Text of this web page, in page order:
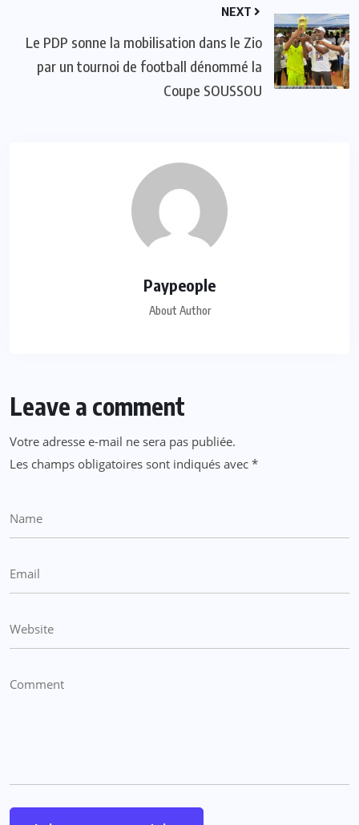
NEXT
Le PDP sonne la mobilisation dans le Zio
par un tournoi de football dénommé la
Coupe SOUSSOU
Paypeople
About Author
Leave a comment
Votre adresse e-mail ne sera pas publiée.
Les champs obligatoires sont indiqués avec *